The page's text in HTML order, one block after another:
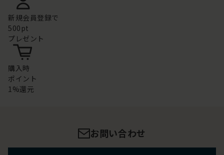
新規会員登録で
500pt
プレゼント
購入時
ポイント
1%還元
お問い合わせ